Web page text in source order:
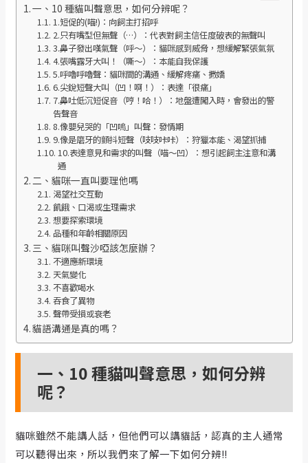
一、10 種貓叫聲意思，如何分辨呢？
1.短促的(喵!)：向飼主打招呼
2.只有嘴型但無聲（…）：代表對飼主信任度破表的無聲叫
3.鼻子發出嘆氣聲（呼～）：貓咪感到威脅，想緩解緊張氣氛
4.張嘴露牙大叫！（嘶～）：本能自我保護
5.呼嚕呼嚕聲：貓咪間的溝通、緩解疼痛、撒嬌
6.尖銳短聲大叫（凹！啊！）：表達「很痛」
7.鼻吐低沉短促音（哼！哈！）：地盤遭闖入時，會發出的警
告聲音
8.像嬰兒哭的「凹嗚」叫聲：發情期
9.像是磨牙的顫抖短聲（吱吱咔咔）：狩獵本能、渴望抓捕
10.表達意見和需求的叫聲（喵～凹）：想引起飼主注意和溝
通
二、貓咪一直叫要理他嗎
渴望社交互動
飢餓、口渴或生理需求
想要探索環境
品種和年齡相關原因
三、貓咪叫聲沙啞該怎麼辦？
不適應新環境
天氣變化
不喜歡喝水
吞食了異物
聲帶受損或衰老
貓語溝通是真的嗎？
一、10 種貓叫聲意思，如何分辨
呢？
貓咪雖然不能講人話，但他們可以講貓話，認真的主人通常
可以聽得出來，所以我們來了解一下如何分辨!!